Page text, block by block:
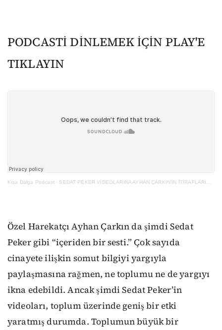
PODCASTİ DİNLEMEK İÇİN PLAY'E
TIKLAYIN
Kısa Dalga Podcast · SEDAT PEKER VİDEOLARINA AYHAN ÇARKIN'IN İTİRAFLARINDAN BAKMAK
Özel Harekatçı Ayhan Çarkın da şimdi Sedat
Peker gibi “içeriden bir sesti.” Çok sayıda
cinayete ilişkin somut bilgiyi yargıyla
paylaşmasına rağmen, ne toplumu ne de yargıyı
ikna edebildi. Ancak şimdi Sedat Peker’in
videoları, toplum üzerinde geniş bir etki
yaratmış durumda. Toplumun büyük bir